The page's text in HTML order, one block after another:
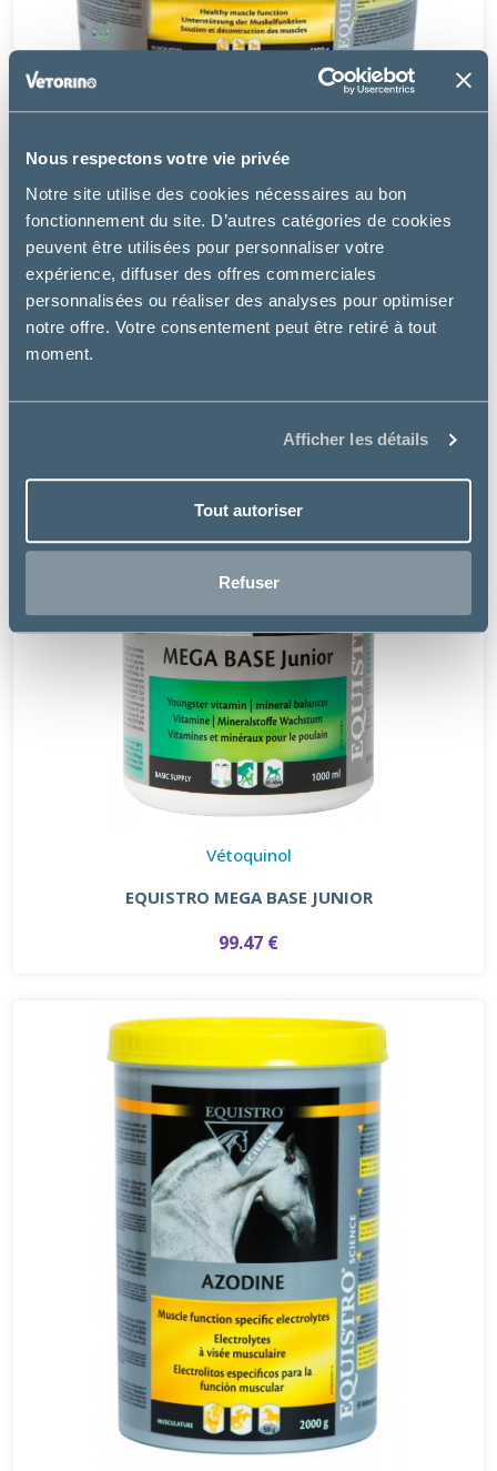
Nous respectons votre vie privée
Notre site utilise des cookies nécessaires au bon
fonctionnement du site. D’autres catégories de cookies
peuvent être utilisées pour personnaliser votre
expérience, diffuser des offres commerciales
personnalisées ou réaliser des analyses pour optimiser
notre offre. Votre consentement peut être retiré à tout
moment.
Afficher les détails
Tout autoriser
Refuser
Vétoquinol
EQUISTRO EXCELL E
à partir de
35.19€
Vétoquinol
EQUISTRO MEGA BASE JUNIOR
99.47 €